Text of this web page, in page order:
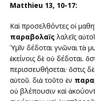
Matthieu 13, 10-17:
Καὶ προσελθόντες οἱ
παραβολαῖς λαλεῖς
Ὑμῖν δέδοται γνῶναι τὰ
ἐκείνοις δὲ οὐ δέδοται.
περισσευθήσεται· ὅστις
αὐτοῦ. διὰ τοῦτο ἐν
οὐ βλέπουσιν καὶ